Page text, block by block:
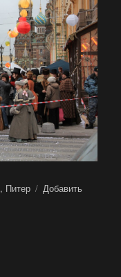
, Питер
Добавить